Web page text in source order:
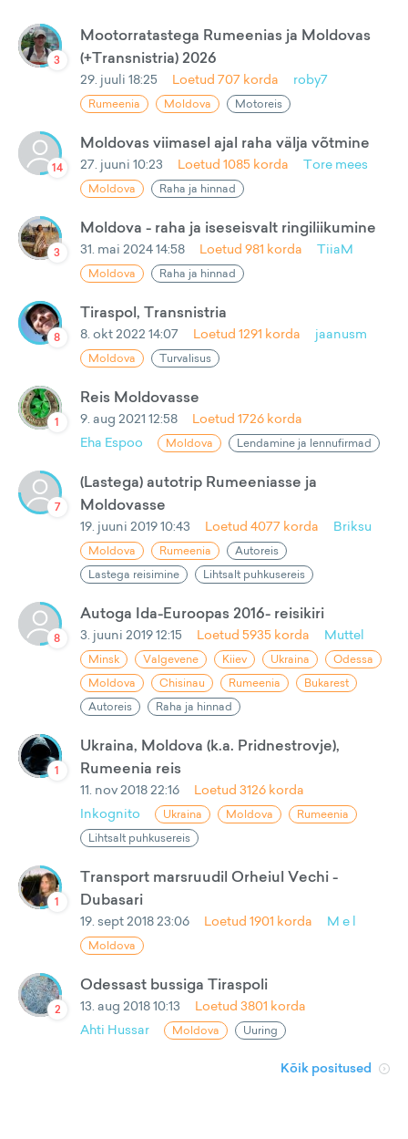
3
Mootorratastega Rumeenias ja Moldovas
(+Transnistria) 2026
29. juuli 18:25 Loetud 707 korda roby7
Rumeenia Moldova Motoreis
14
Moldovas viimasel ajal raha välja võtmine
27. juuni 10:23 Loetud 1085 korda Tore mees
Moldova Raha ja hinnad
3
Moldova - raha ja iseseisvalt ringiliikumine
31. mai 2024 14:58 Loetud 981 korda TiiaM
Moldova Raha ja hinnad
8
Tiraspol, Transnistria
8. okt 2022 14:07 Loetud 1291 korda jaanusm
Moldova Turvalisus
1
Reis Moldovasse
9. aug 2021 12:58 Loetud 1726 korda
Eha Espoo
Moldova Lendamine ja lennufirmad
7
(Lastega) autotrip Rumeeniasse ja
Moldovasse
19. juuni 2019 10:43 Loetud 4077 korda Briksu
Moldova Rumeenia
Autoreis
Lastega reisimine
Lihtsalt puhkusereis
8
Autoga Ida-Euroopas 2016- reisikiri
3. juuni 2019 12:15 Loetud 5935 korda Muttel
Minsk Valgevene Kiiev Ukraina
Odessa
Moldova
Chisinau Rumeenia
Bukarest
Autoreis
Raha ja hinnad
1
Ukraina, Moldova (k.a. Pridnestrovje),
Rumeenia reis
11. nov 2018 22:16 Loetud 3126 korda
Inkognito
Ukraina Moldova
Rumeenia
Lihtsalt puhkusereis
1
Transport marsruudil Orheiul Vechi -
Dubasari
19. sept 2018 23:06 Loetud 1901 korda M e l
Moldova
2
Odessast bussiga Tiraspoli
13. aug 2018 10:13 Loetud 3801 korda
Ahti Hussar
Moldova Uuring
Kõik positused